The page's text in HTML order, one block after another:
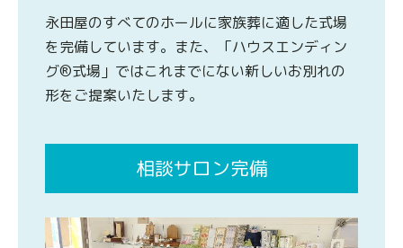
永田屋のすべてのホールに家族葬に適した式場
を完備しています。また、「ハウスエンディン
グ®式場」ではこれまでにない新しいお別れの
形をご提案いたします。
相談サロン完備